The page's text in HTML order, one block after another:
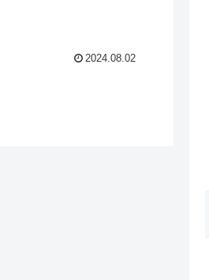
2024.08.02